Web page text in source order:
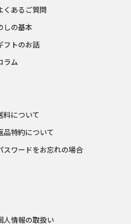
くあるご質問
しの基本
フトのお話
ラム
料について
品特約について
スワードをお忘れの場合
人情報の取扱い